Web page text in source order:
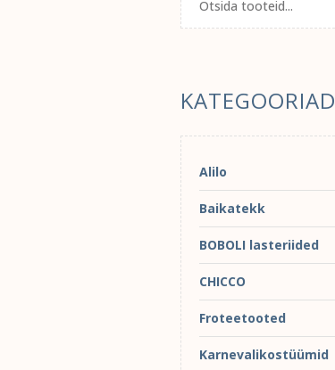
KATEGOORIAD
Alilo
Baikatekk
BOBOLI lasteriided
CHICCO
Froteetooted
Karnevalikostüümid